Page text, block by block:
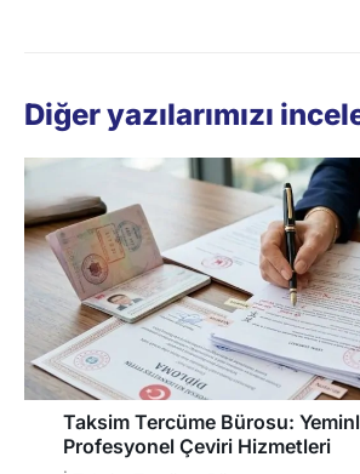
Diğer yazılarımızı
Taksim Tercüme Bürosu:
Profesyonel Çeviri Hizmetleri